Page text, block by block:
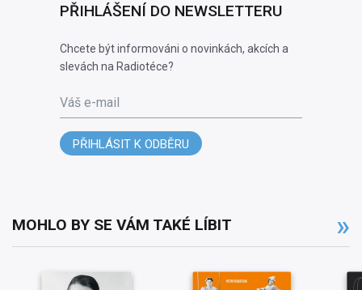
PŘIHLÁŠENÍ DO NEWSLETTERU
Chcete být informováni o novinkách, akcích a
slevách na Radiotéce?
Váš e-mail
PŘIHLÁSIT K ODBĚRU
MOHLO BY SE VÁM TAKÉ LÍBIT